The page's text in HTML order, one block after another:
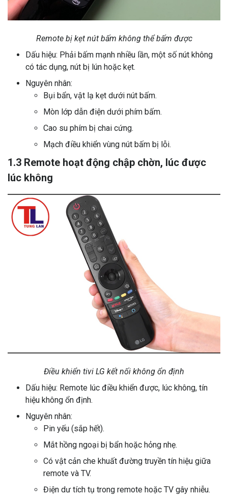
Remote bị kẹt nút bấm không thể bấm được
Dấu hiệu: Phải bấm mạnh nhiều lần, một số nút không
có tác dụng, nút bị lún hoặc kẹt.
Nguyên nhân:
Bụi bẩn, vật lạ kẹt dưới nút bấm.
Mòn lớp dẫn điện dưới phím bấm.
Cao su phím bị chai cứng.
Mạch điều khiển vùng nút bấm bị lỗi.
1.3 Remote hoạt động chập chờn, lúc được
lúc không
Điều khiển tivi LG kết nối không ổn định
Dấu hiệu: Remote lúc điều khiển được, lúc không, tín
hiệu không ổn định.
Nguyên nhân:
Pin yếu (sắp hết).
Mắt hồng ngoại bị bẩn hoặc hỏng nhẹ.
Có vật cản che khuất đường truyền tín hiệu giữa
remote và TV.
Điện dư tích tụ trong remote hoặc TV gây nhiễu.